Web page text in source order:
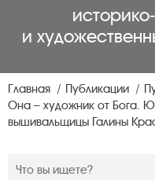
и
Главная Публикации
Она – художник от Бога.
вышивальщицы Галины